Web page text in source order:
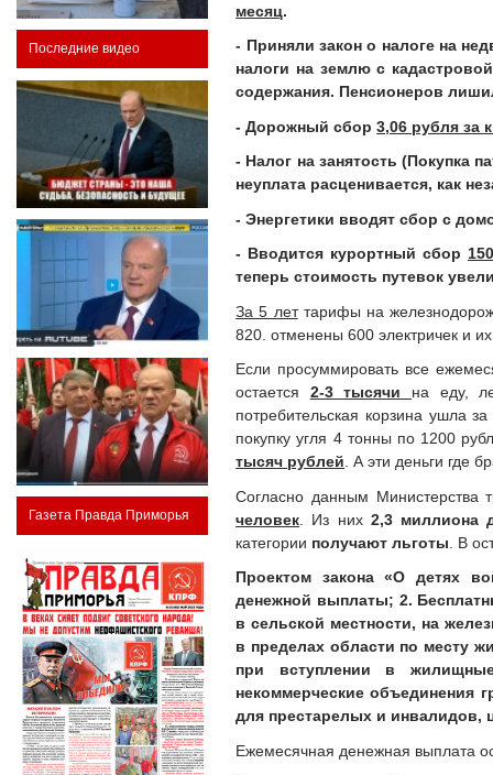
Последние видео
Газета Правда Приморья
месяц.
- Приняли закон о налоге на
налоги на землю с
содержания. Пенсионеров
- Дорожный сбор3,06 рубля за
- Налог на занятость (Покупка
неуплата расценивается, как
- Энергетики вводят сбор с
- Вводится курортный сбор
теперь стоимость путевок
За 5 леттарифы на
820. отменены 600 электричек и
Если просуммировать все
остается 2-3 тысячи на еду,
потребительская корзина ушла
покупку угля 4 тонны по 1200
тысяч рублей . А эти деньги где
Согласно данным
человек . Из них2,3 миллиона
категории получают льготы . В
Проектом закона «О детях
денежной выплаты; 2.
в сельской местности, на
в пределах области по месту
при вступлении в
некоммерческие объединения
для престарелых и инвалидов,
Ежемесячная денежная выплата